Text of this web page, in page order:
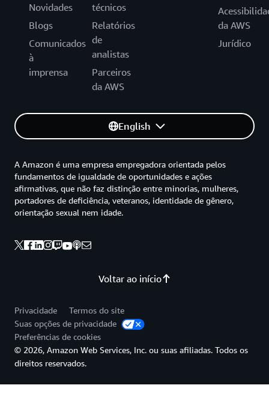
Novidades
Blogs
Comunicados
à
imprensa
técnicos
Relatórios
de
analistas
Parceiros
da AWS
da AWS
Jurídico
English
Voltar ao início
A Amazon é uma empresa empregadora orientada pelos
fundamentos de igualdade de oportunidades e ações
afirmativas, que não faz distinção entre minorias, mulheres,
portadores de deficiência, veteranos, identidade de gênero,
orientação sexual nem idade.
Privacidade
Termos do site
Suas opções de privacidade
Preferências de cookies
© 2026, Amazon Web Services, Inc. ou suas afiliadas. Todos os
direitos reservados.